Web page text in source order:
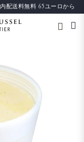
配送料無料 65ユーロから